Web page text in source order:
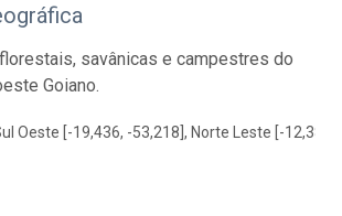
savânicas e campestres do
Goiano.
Oeste [-19,436, -53,218], Norte Leste [-12,383,